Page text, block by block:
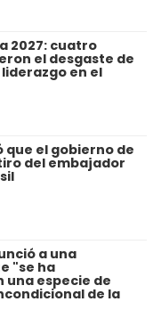
2027: cuatro
el desgaste de
liderazgo en el
que el gobierno de
del embajador
a una
"se ha
especie de
de la